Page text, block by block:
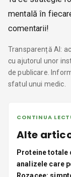
mentală în
comentarii!
Transparență AI:
cu ajutorul unor
de publicare.
sfatul unui medic.
CONTINUA
Alte
Proteine totale
analizele care